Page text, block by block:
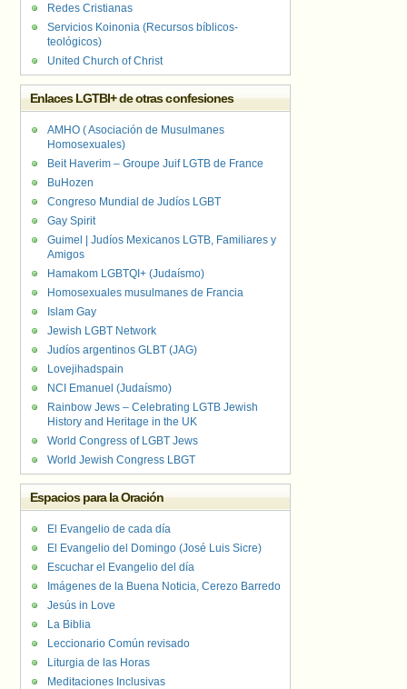
Redes Cristianas
Servicios Koinonia (Recursos bíblicos-
teológicos)
United Church of Christ
Enlaces LGTBI+ de otras confesiones
AMHO ( Asociación de Musulmanes
Homosexuales)
Beit Haverim – Groupe Juif LGTB de France
BuHozen
Congreso Mundial de Judíos LGBT
Gay Spirit
Guimel | Judíos Mexicanos LGTB, Familiares y
Amigos
Hamakom LGBTQI+ (Judaísmo)
Homosexuales musulmanes de Francia
Islam Gay
Jewish LGBT Network
Judíos argentinos GLBT (JAG)
Lovejihadspain
NCI Emanuel (Judaísmo)
Rainbow Jews – Celebrating LGTB Jewish
History and Heritage in the UK
World Congress of LGBT Jews
World Jewish Congress LBGT
Espacios para la Oración
El Evangelio de cada día
El Evangelio del Domingo (José Luis Sicre)
Escuchar el Evangelio del día
Imágenes de la Buena Noticia, Cerezo Barredo
Jesús in Love
La Biblia
Leccionario Común revisado
Liturgia de las Horas
Meditaciones Inclusivas